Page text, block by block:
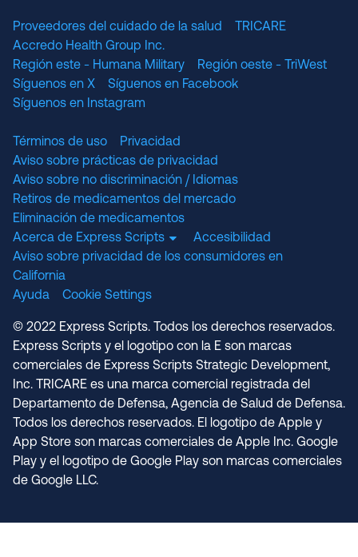
Proveedores del cuidado de la salud
TRICARE
Accredo Health Group Inc.
Región este - Humana Military
Región oeste - TriWest
Síguenos en X
Síguenos en Facebook
Síguenos en Instagram
Términos de uso
Privacidad
Aviso sobre prácticas de privacidad
Aviso sobre no discriminación / Idiomas
Retiros de medicamentos del mercado
Eliminación de medicamentos
Acerca de Express Scripts
Accesibilidad
Aviso sobre privacidad de los consumidores en
California
Ayuda
Cookie Settings
© 2022 Express Scripts. Todos los derechos reservados.
Express Scripts y el logotipo con la E son marcas
comerciales de Express Scripts Strategic Development,
Inc. TRICARE es una marca comercial registrada del
Departamento de Defensa, Agencia de Salud de Defensa.
Todos los derechos reservados. El logotipo de Apple y
App Store son marcas comerciales de Apple Inc. Google
Play y el logotipo de Google Play son marcas comerciales
de Google LLC.